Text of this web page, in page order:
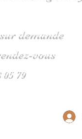
demande
vous
05 79